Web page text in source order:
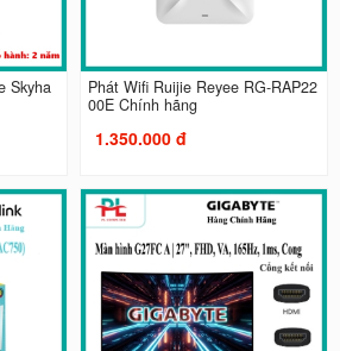
Skyha
Phát Wifi Ruijie Reyee RG-RAP22
00E Chính hãng
1.350.000 đ